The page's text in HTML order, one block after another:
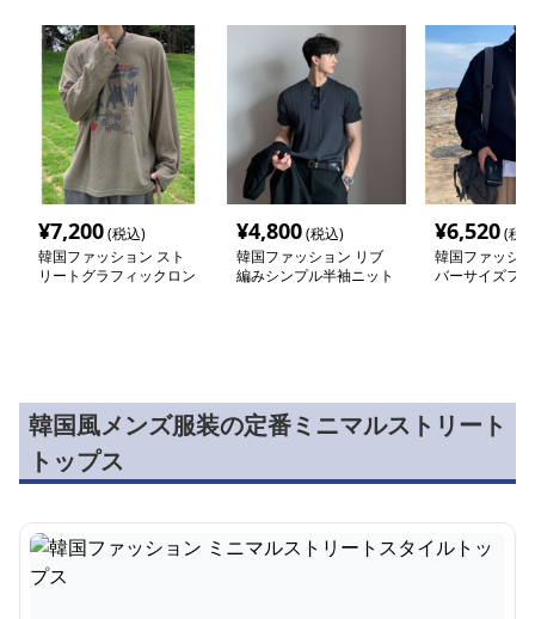
¥7,200(税込)
韓国ファッション スト
リートグラフィックロン
¥4,800(税込)
韓国ファッション リブ
編みシンプル半袖ニット
¥6,520(税
韓国ファッシ
バーサイズフ
韓国風メンズ服装の定番ミニマルストリート
トップス